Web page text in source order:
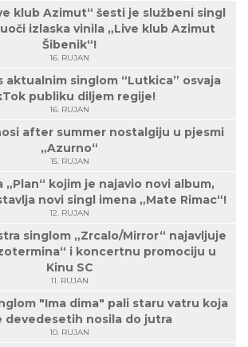
klub Azimut“ šesti je službeni singl
izlaska vinila „Live klub Azimut
Šibenik“!
16. RUJAN
aktualnim singlom “Lutkica” osvaja
publiku diljem regije!
16. RUJAN
after summer nostalgiju u pjesmi
„Azurno“
15. RUJAN
„Plan“ kojim je najavio novi album,
novi singl imena „Mate Rimac“!
12. RUJAN
singlom „Zrcalo/Mirror“ najavljuje
i koncertnu promociju u
Kinu SC
11. RUJAN
"Ima dima" pali staru vatru koja
devedesetih nosila do jutra
10. RUJAN